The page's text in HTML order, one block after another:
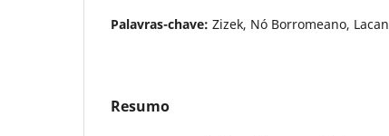
Palavras-chave: Zizek, Nó Borromeano, Lacan
Resumo